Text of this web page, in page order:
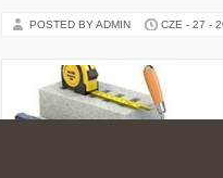
POSTED BY ADMIN CZE - 27 -